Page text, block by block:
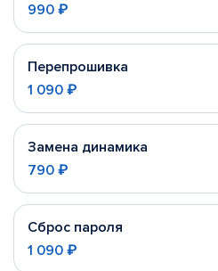
990 ₽
Перепрошивка
1 090 ₽
Замена динамика
790 ₽
Сброс пароля
1 090 ₽